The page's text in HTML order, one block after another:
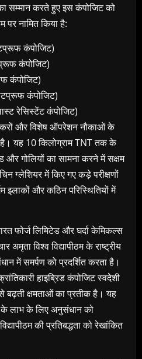
सम्मान करते हुए इस कंपोजिट को
पर नामित किया है:
कंपोजिट)
कंपोजिट)
कंपोजिट)
कंपोजिट)
रेसिस्टेंट कंपोजिट)
और विशेष ऑपरेशन नौकाओं के
है। यह 10 किलोग्राम TNT तक के
और गोलियों का सामना करने में सक्षम
ग्लेशियर में किए गए कड़े परीक्षणों
इलाकों और कठिन परिस्थितियों में
फोर्ज लिमिटेड और घर्दा केमिकल्स
विश्व विद्यापीठम के राष्ट्रीय
में समर्पण को प्रदर्शित करता है।
हाइब्रिड कंपोजिट स्वदेशी
बढ़ती क्षमताओं का प्रतीक है। यह
के लाभ के लिए अनुसंधान को
की प्रतिबद्धता को रेखांकित